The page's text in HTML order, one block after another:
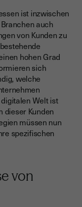
ist inzwischen
auch
von Kunden zu
hohen Grad
sich
welche
Welt ist
dieser Kunden
müssen nun
spezifischen
von